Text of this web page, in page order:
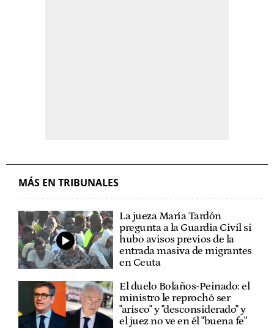
MÁS EN TRIBUNALES
La jueza María Tardón
pregunta a la Guardia Civil si
hubo avisos previos de la
entrada masiva de migrantes
en Ceuta
El duelo Bolaños-Peinado: el
ministro le reprochó ser
"arisco" y "desconsiderado" y
el juez no ve en él "buena fe"